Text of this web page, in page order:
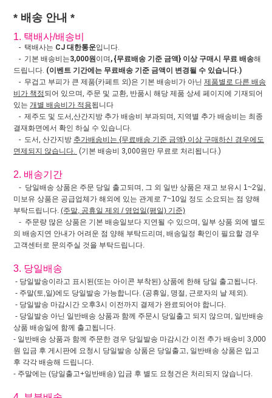
* 배송 안내 *
1. 택배사/배송비
- 택배사는 CJ 대한통운입니다.
- 기본 배송비는3,000원이며 , {무료배송 기준 금액} 이상 구매시 무료 배송해
드립니다. (이벤트 기간에는 무료배송 기준 금액이 변경될 수 있습니다.)
- 무겁고 부피가 큰 제품(카페트 외)은 기본 배송비가 아닌 제품별로 다른 배송
비가 책정되어 있으며, 주문 및 교환, 반품시 해당 제품 상세 페이지에 기재되어
있는 개별 배송비가 적용됩니다
- 제주도 및 도서,산간지방 추가 배송비 부과되며, 지역별 추가 배송비는 최종
결재화면에서 확인 하실 수 있습니다.
- 도서, 산간지방 추가배송비는 {무료배송 기준 금액} 이상 구매하신 경우에도
면제되지 않습니다. (기본 배송비 3,000원만 무료로 처리됩니다.)
2. 배송기간
- 당일배송 상품은 주문 당일 출고되며, 그 외 일반 상품은 재고 보유시 1~2일,
미보유 상품은 공급업체가 해외에 있는 관계로 7~10일 정도 소요되는 점 양해
부탁드립니다. (주말, 공휴일 제외 / 영업일(평일) 기준)
- 주문량 많은 상품은 기본 배송일보다 지연될 수 있으며, 일부 상품 외에 별도
의 배송지연 안내가 어려운 점 양해 부탁드리며, 배송일정 확인이 필요할 경우
고객센터로 문의주실 것을 부탁드립니다.
3. 당일배송
- 당일발송이라고 표시된(또는 아이콘 부착된) 상품에 한해 당일 출고됩니다.
- 주말(토,일)에도 당일발송 가능합니다. (공휴일, 명절, 근로자의 날 제외).
- 당일발송 마감시간 오후3시 이전까지 결제가 완료되어야 합니다.
- 당일발송 아닌 일반배송 상품과 함께 주문시 당일출고 되지 않으며, 일반배송
상품 배송일에 함께 출고됩니다.
- 일반배송 상품과 함께 주문한 경우 당일발송 마감시간 이전 추가 배송비 3,000
원 입금 후 게시판에 요청시 당일발송 상품은 당일출고, 일반배송 상품은 입고
후 각각 배송해 드립니다.
- 주말에는 (당일출고+일반배송) 입금 후 별도 요청건은 처리되지 않습니다.